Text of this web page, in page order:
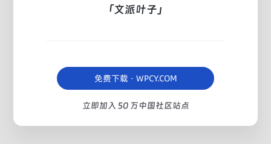
「文派叶子」
免费下载 · WPCY.COM
立即加入 50 万中国社区站点